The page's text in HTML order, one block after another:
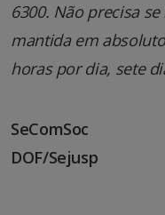
6300. Não precisa
mantida em
horas por dia, sete
SeComSoc
DOF/Sejusp